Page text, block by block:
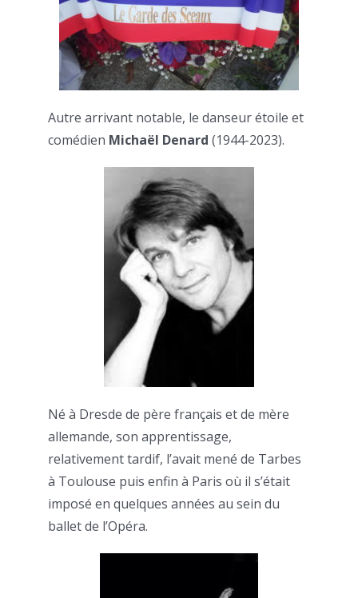
Autre arrivant notable, le danseur étoile et
comédien Michaël Denard (1944-2023).
Né à Dresde de père français et de mère
allemande, son apprentissage,
relativement tardif, l’avait mené de Tarbes
à Toulouse puis enfin à Paris où il s’était
imposé en quelques années au sein du
ballet de l’Opéra.